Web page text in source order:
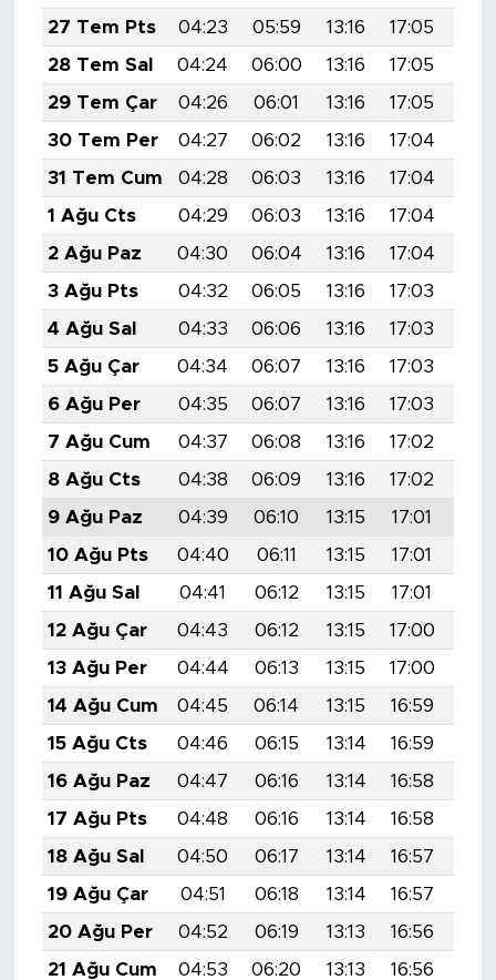
27 Tem Pts
04:23 05:59 13:16 17:05
28 Tem Sal
04:24 06:00 13:16 17:05
29 Tem Çar
04:26 06:01 13:16 17:05
30 Tem Per
04:27 06:02 13:16 17:04
31 Tem Cum
04:28 06:03 13:16 17:04
1 Ağu Cts
04:29 06:03 13:16 17:04
2 Ağu Paz
04:30 06:04 13:16 17:04
3 Ağu Pts
04:32 06:05 13:16 17:03
4 Ağu Sal
04:33 06:06 13:16 17:03
5 Ağu Çar
04:34 06:07 13:16 17:03
6 Ağu Per
04:35 06:07 13:16 17:03
7 Ağu Cum
04:37 06:08 13:16 17:02
8 Ağu Cts
04:38 06:09 13:16 17:02
9 Ağu Paz
04:39 06:10 13:15 17:01
10 Ağu Pts
04:40 06:11 13:15 17:01
11 Ağu Sal
04:41 06:12 13:15 17:01
12 Ağu Çar
04:43 06:12 13:15 17:00
13 Ağu Per
04:44 06:13 13:15 17:00
14 Ağu Cum
04:45 06:14 13:15 16:59
15 Ağu Cts
04:46 06:15 13:14 16:59
16 Ağu Paz
04:47 06:16 13:14 16:58
17 Ağu Pts
04:48 06:16 13:14 16:58
18 Ağu Sal
04:50 06:17 13:14 16:57
19 Ağu Çar
04:51 06:18 13:14 16:57
20 Ağu Per
04:52 06:19 13:13 16:56
21 Ağu Cum
04:53 06:20 13:13 16:56